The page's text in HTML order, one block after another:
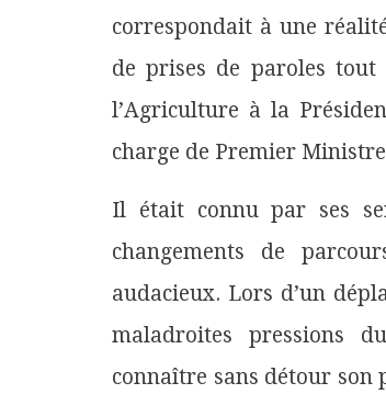
correspondait à une
de prises de paroles
l’Agriculture à la
charge de Premier
Il était connu par ses
changements de
audacieux. Lors d’un
maladroites pressions
connaître sans détour son